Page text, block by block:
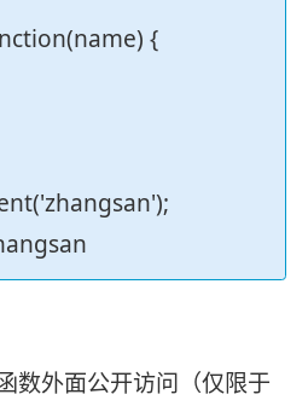
{
数外面公开访问（仅限于